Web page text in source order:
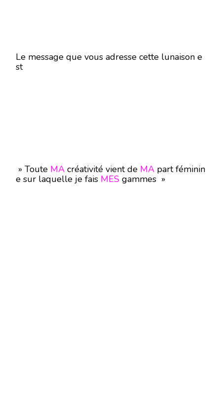
Le message que vous adresse cette lunaison e
st
» Toute MA créativité vient de MA part féminin
e sur laquelle je fais MES gammes »